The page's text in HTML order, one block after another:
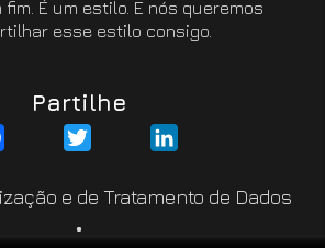
É um estilo. E nós queremos
esse estilo consigo.
Partilhe
Facebook
e de Tratamento de Dados